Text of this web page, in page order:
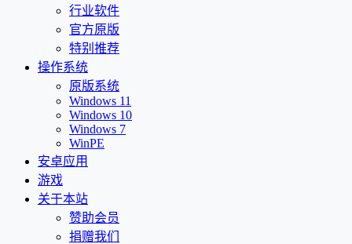
行业软件
官方原版
特别推荐
操作系统
原版系统
Windows 11
Windows 10
Windows 7
WinPE
安卓应用
游戏
关于本站
赞助会员
捐赠我们